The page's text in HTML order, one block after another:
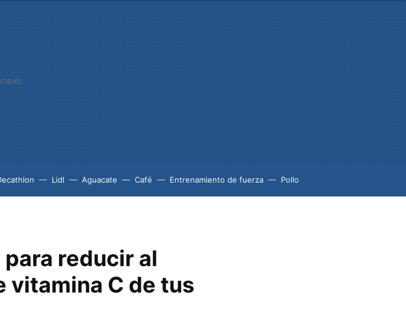
Lidl Aguacate Café Entrenamiento de fuerza Pollo
reducir al
vitamina C de tus